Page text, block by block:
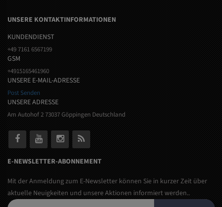
UNSERE KONTAKTINFORMATIONEN
KUNDENDIENST
+49 7161 6567199
GSM
+4915165461960
UNSERE E-MAIL-ADRESSE
Post Senden
UNSERE ADRESSE
Am Autohof 2 73037 Göppingen Deutschland
E-NEWSLETTER-ABONNEMENT
Mit der Anmeldung zum E-Newsletter können Sie in kurzer Zeit über
aktuelle Neuigkeiten und unsere Aktionen informiert werden..